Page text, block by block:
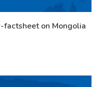
factsheet on Mongolia